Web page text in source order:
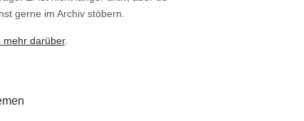
gerne im Archiv stöbern.
mehr darüber.